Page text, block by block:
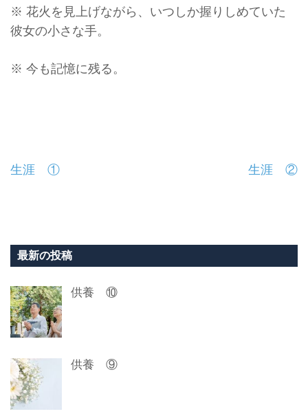
※ 花火を見上げながら、いつしか握りしめていた
彼女の小さな手。
※ 今も記憶に残る。
投
ビ
ー
シ
ョ
ン
生涯 ① 生涯 ②
最新の投稿
供養 ⑩
供養 ⑨